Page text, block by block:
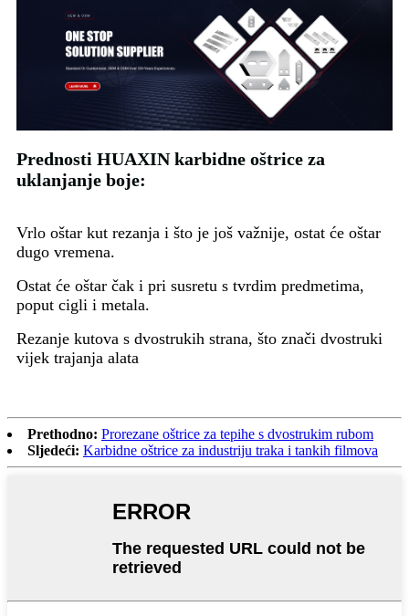
Prednosti HUAXIN karbidne oštrice za
uklanjanje boje:
Vrlo oštar kut rezanja i što je još važnije, ostat će oštar
dugo vremena.
Ostat će oštar čak i pri susretu s tvrdim predmetima,
poput cigli i metala.
Rezanje kutova s ​​dvostrukih strana, što znači dvostruki
vijek trajanja alata
Prethodno: Prorezane oštrice za tepihe s dvostrukim rubom
Sljedeći: Karbidne oštrice za industriju traka i tankih filmova